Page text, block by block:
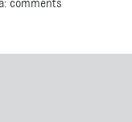
comments